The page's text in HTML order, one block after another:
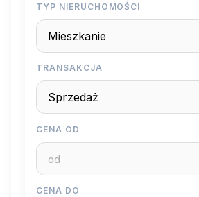
TYP NIERUCHOMOŚCI
TRANSAKCJA
CENA OD
CENA DO